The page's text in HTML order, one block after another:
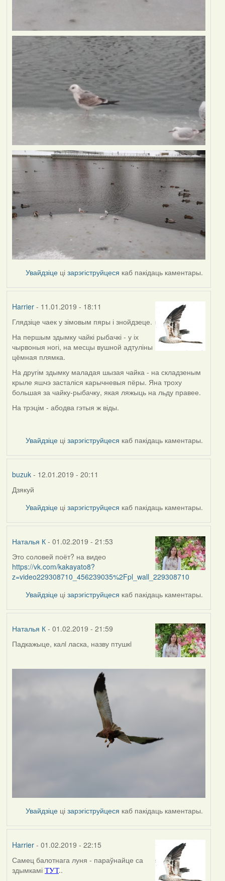
Увайдзіце цізарэгіструйцеся каб пакідаць каментары.
Harrier- 11.01.2019 - 18:11
In
reply
to
by
Глядзіце чаек у зімовым пяры і знойдзеце.
На першым здымку чайкі рыбачкі - у іх
чырвоныя ногі, на месцы вушной адтуліны
цёмная плямка.
На другім здымку маладая шызая чайка - на складзеным
крыле яшчэ засталіся карычневыя пёры. Яна троху
большая за чайку-рыбачку, якая ляжыць на льду правее.
На трэцім - абодва гэтыя ж віды.
Увайдзіце цізарэгіструйцеся каб пакідаць каментары.
buzuk- 12.01.2019 - 20:11
Дзякуй
Увайдзіце цізарэгіструйцеся каб пакідаць каментары.
Наталья К- 01.02.2019 - 21:53
Это соловей поёт? на видео
https://vk.com/kakayato8?
z=video229308710_456239035%2Fpl_wall_229308710
Увайдзіце цізарэгіструйцеся каб пакідаць каментары.
Наталья К- 01.02.2019 - 21:59
Падкажыце, калi ласка, назву птушкi
Увайдзіце цізарэгіструйцеся каб пакідаць каментары.
Harrier- 01.02.2019 - 22:15
In
reply
Самец балотнага луня - параўнайце са
здымкамі ТУТ..